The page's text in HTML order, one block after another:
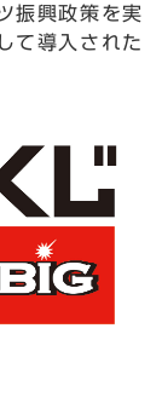
振興政策を実
て導入された